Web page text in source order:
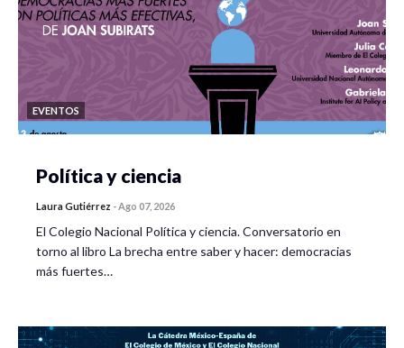
EVENTOS
Política y ciencia
Laura Gutiérrez -Ago 07, 2026
El Colegio Nacional Política y ciencia. Conversatorio en
torno al libro La brecha entre saber y hacer: democracias
más fuertes…